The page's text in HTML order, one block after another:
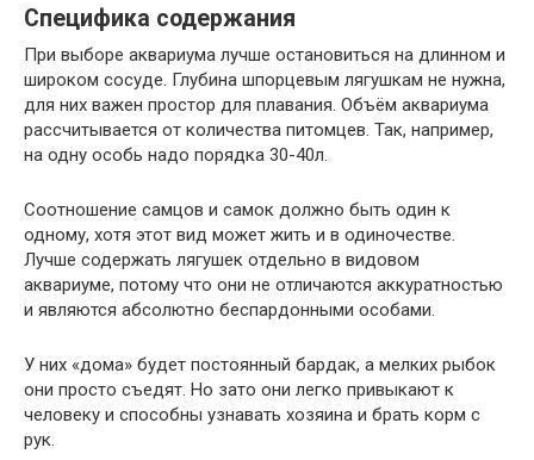
Специфика содержания
При выборе аквариума лучше остановиться на длинном и
широком сосуде. Глубина шпорцевым лягушкам не нужна,
для них важен простор для плавания. Объём аквариума
рассчитывается от количества питомцев. Так, например,
на одну особь надо порядка 30-40л.
Соотношение самцов и самок должно быть один к
одному, хотя этот вид может жить и в одиночестве.
Лучше содержать лягушек отдельно в видовом
аквариуме, потому что они не отличаются аккуратностью
и являются абсолютно беспардонными особами.
У них «дома» будет постоянный бардак, а мелких рыбок
они просто съедят. Но зато они легко привыкают к
человеку и способны узнавать хозяина и брать корм с
рук.